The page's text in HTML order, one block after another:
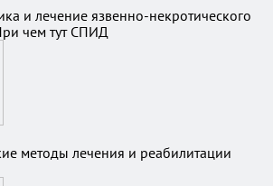
и лечение язвенно-некротического
чем тут СПИД
методы лечения и реабилитации